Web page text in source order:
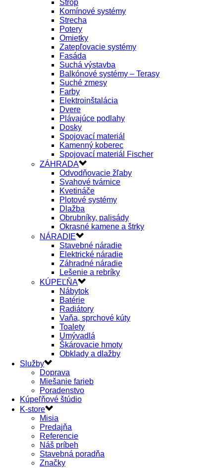
Strop
Komínové systémy
Strecha
Potery
Omietky
Zatepľovacie systémy
Fasáda
Suchá výstavba
Balkónové systémy – Terasy
Suché zmesy
Farby
Elektroinštalácia
Dvere
Plávajúce podlahy
Dosky
Spojovací materiál
Kamenný koberec
Spojovací materiál Fischer
ZÁHRADA
Odvodňovacie žľaby
Svahové tvárnice
Kvetináče
Plotové systémy
Dlažba
Obrubníky, palisády
Okrasné kamene a štrky
NÁRADIE
Stavebné náradie
Elektrické náradie
Záhradné náradie
Lešenie a rebríky
KÚPEĽŇA
Nábytok
Batérie
Radiátory
Vaňa, sprchové kúty
Toalety
Umývadlá
Škárovacie hmoty
Obklady a dlažby
Služby
Doprava
Miešanie farieb
Poradenstvo
Kúpeľňové štúdio
K-store
Misia
Predajňa
Referencie
Náš príbeh
Stavebná poradňa
Značky